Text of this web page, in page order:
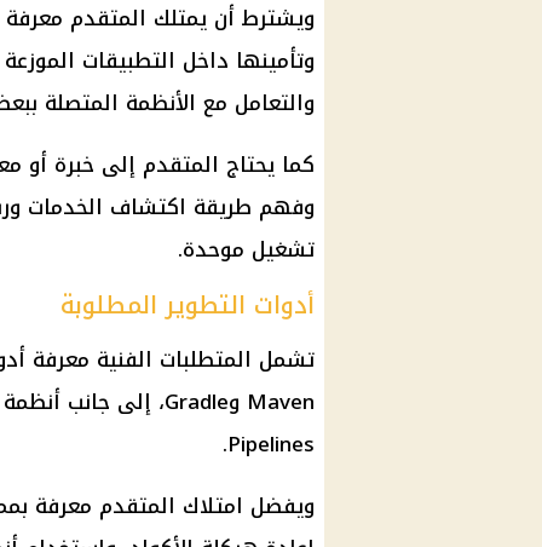
وتأمينها داخل التطبيقات
والتعامل مع الأنظمة المتصلة
وفهم طريقة اكتشاف الخدمات
تشغيل موحدة.
أدوات التطوير المطلوبة
تشمل المتطلبات الفنية معرفة
Pipelines.
ويفضل امتلاك المتقدم معرفة